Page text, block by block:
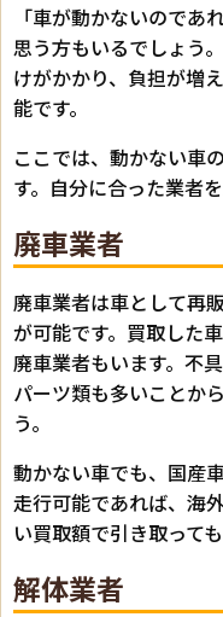
「車が動かないのであ
思う方もいるでしょう
けがかかり、負担が増
能です。
ここでは、動かない車
す。自分に合った業者
廃車業者
廃車業者は車として再
が可能です。買取した
廃車業者もいます。不
パーツ類も多いことか
う。
動かない車でも、国産
走行可能であれば、海
い買取額で引き取って
解体業者